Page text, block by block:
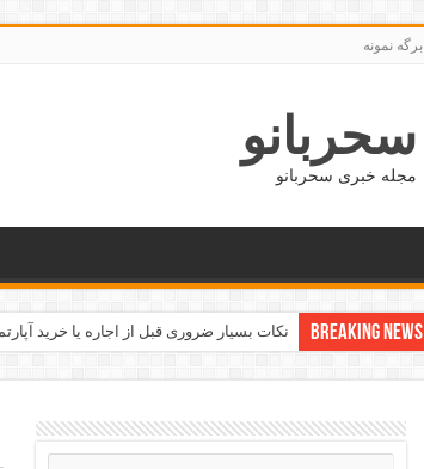
برگه نمونه
سحربانو
مجله خبری سحربانو
Breaking News نکات بسیار ضروری قبل از اجاره یا خرید